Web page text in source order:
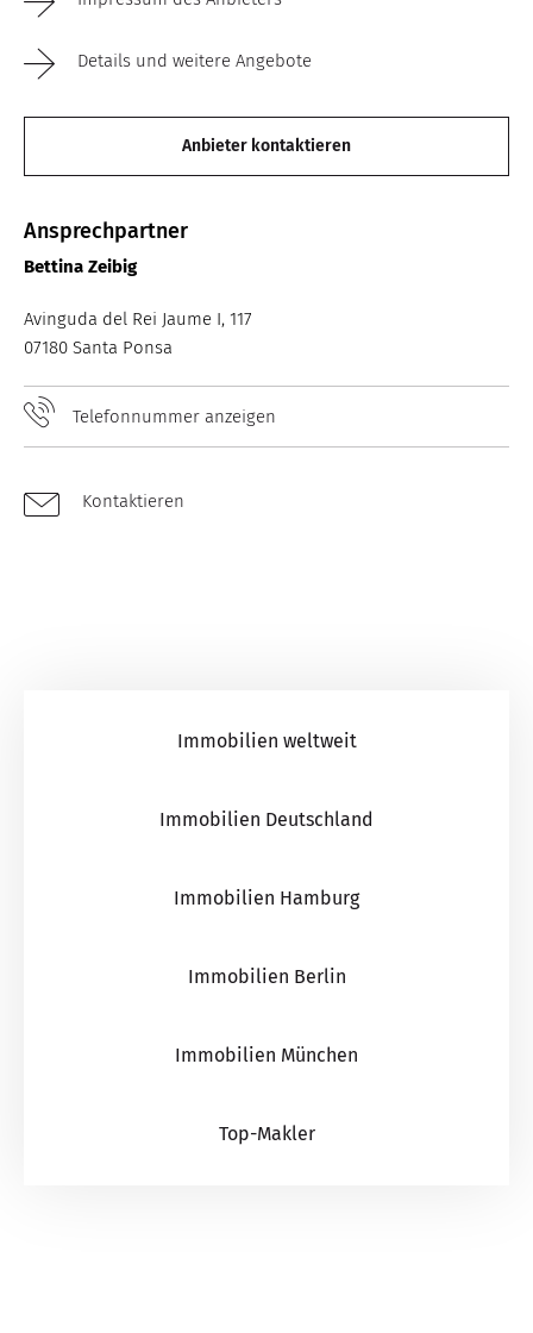
Details und weitere Angebote
Anbieter kontaktieren
Ansprechpartner
Bettina Zeibig
Avinguda del Rei Jaume I, 117
07180 Santa Ponsa
Telefonnummer anzeigen
Kontaktieren
Immobilien weltweit
Immobilien Deutschland
Immobilien Hamburg
Immobilien Berlin
Immobilien München
Top-Makler